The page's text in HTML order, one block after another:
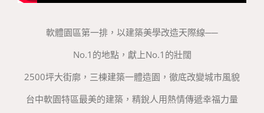
軟體園區第一排，以建築美學改造天際線──
No.1的地點，獻上No.1的壯闊
2500坪大街廓，三棟建築一體造園，徹底改變城市風貌
台中軟園特區最美的建築，精銳人用熱情傳遞幸福力量